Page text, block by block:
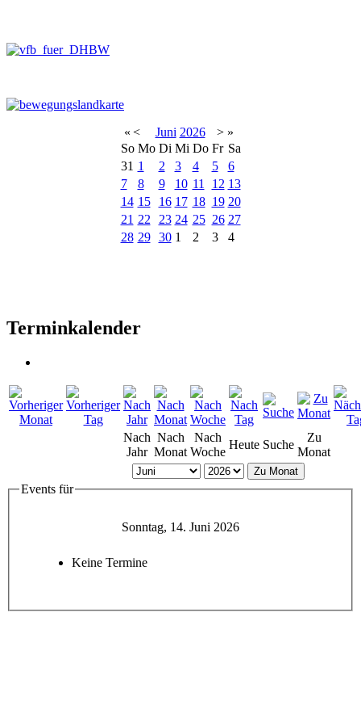
« < Juni 2026 > »
So Mo Di Mi Do Fr Sa
31 1 2 3 4 5
6
7
8 9 10 11 12 13
14 15 16 17 18 19 20
21 22 23 24 25 26 27
28 29 30 1 2 3 4
Terminkalender
Nach
Jahr
Nach
Monat
Nach
Woche
Heute Suche
Zu
Monat
Zu Monat
Events für
Sonntag, 14. Juni 2026
Keine Termine